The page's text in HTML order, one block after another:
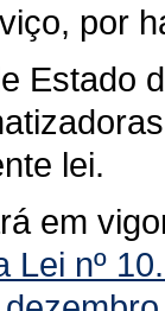
por
Estado
lei.
em
Lei nº